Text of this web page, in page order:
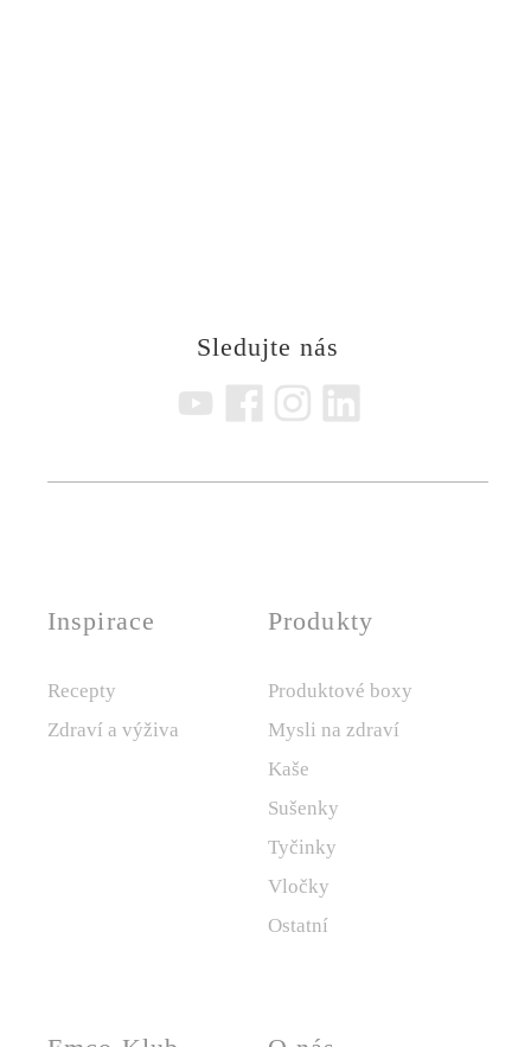
Sledujte nás
Inspirace
Recepty
Zdraví a výživa
Produkty
Produktové boxy
Mysli na zdraví
Kaše
Sušenky
Tyčinky
Vločky
Ostatní